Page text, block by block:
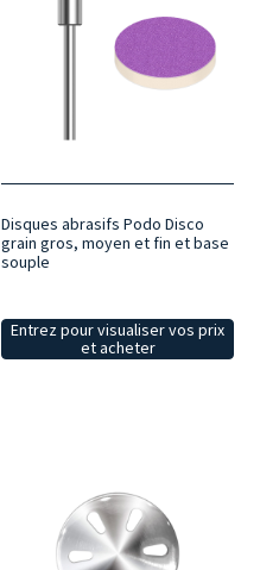
Disques abrasifs Podo Disco
grain gros, moyen et fin et base
souple
Entrez pour visualiser vos prix
et acheter